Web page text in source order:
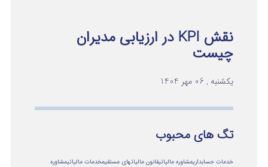
نقش KPI در ارزیابی مدیران
چیست
یکشنبه , 06 مهر 1404
تگ های محبوب
خدمات حسابداریمشاوره مالیاتیقانون مالیاتهای مستقیمخدمات مالیاتیمشاوره